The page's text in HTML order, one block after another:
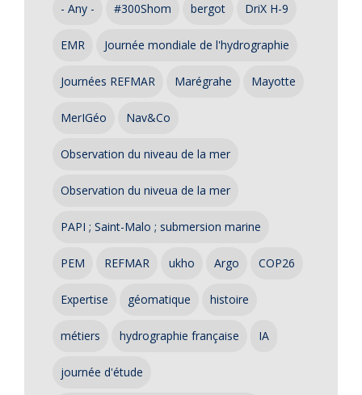
- Any - #300Shom bergot DriX H-9
EMR Journée mondiale de l'hydrographie
Journées REFMAR Marégrahe Mayotte
MerIGéo Nav&Co
Observation du niveau de la mer
Observation du niveua de la mer
PAPI ; Saint-Malo ; submersion marine
PEM REFMAR ukho Argo COP26
Expertise géomatique histoire
métiers hydrographie française IA
journée d'étude